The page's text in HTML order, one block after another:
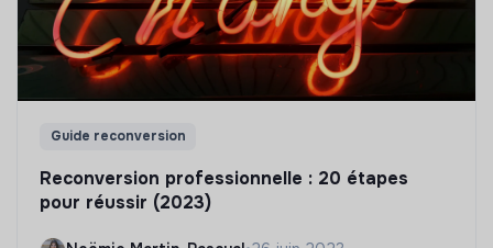
Guide reconversion
Reconversion professionnelle : 20 étapes
pour réussir (2023)